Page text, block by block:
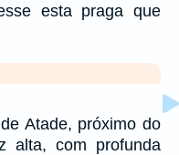
esta praga que
Atade, próximo do
alta, com profunda